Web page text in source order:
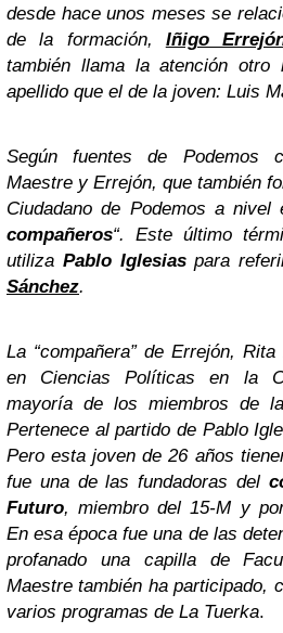
desde hace unos meses se
de la formación, Iñigo
también llama la atención otro
apellido que el de la joven: Luis
Según fuentes de Podemos
Maestre y Errejón, que también
Ciudadano de Podemos a nivel
compañeros“. Este último
utiliza Pablo Iglesiaspara
Sánchez.
La “compañera” de Errejón,
en Ciencias Políticas en la
mayoría de los miembros de
Pertenece al partido de Pablo
Pero esta joven de 26 años
fue una de las fundadoras del
Futuro, miembro del 15-M y
En esa época fue una de las
profanado una capilla de
Maestre también ha participado,
varios programas de La Tuerka.